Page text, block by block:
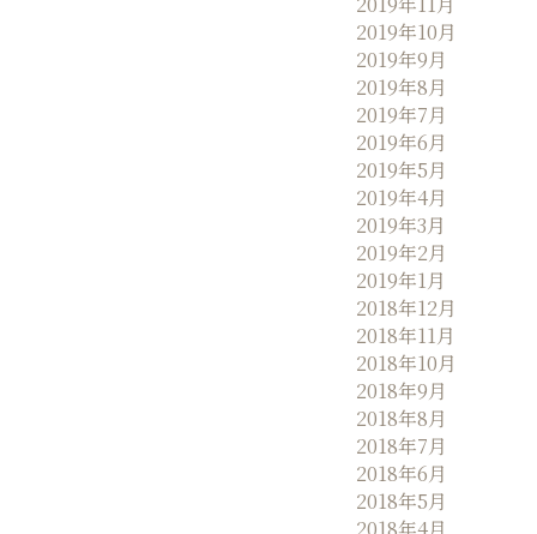
2019年10月
2019年9月
2019年8月
2019年7月
2019年6月
2019年5月
2019年4月
2019年3月
2019年2月
2019年1月
2018年12月
2018年11月
2018年10月
2018年9月
2018年8月
2018年7月
2018年6月
2018年5月
2018年4月